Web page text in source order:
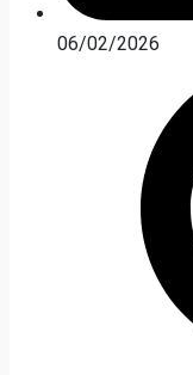
06/02/2026